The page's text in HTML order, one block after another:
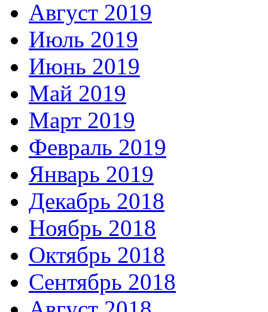
Август 2019
Июль 2019
Июнь 2019
Май 2019
Март 2019
Февраль 2019
Январь 2019
Декабрь 2018
Ноябрь 2018
Октябрь 2018
Сентябрь 2018